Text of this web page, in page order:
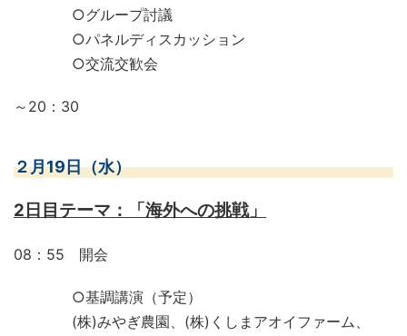
○グループ討議
○パネルディスカッション
○交流交歓会
～20：30
２月19日（水）
2日目テーマ：「海外への挑戦」
08：55 開会
○基調講演（予定）
(株)みやぎ農園、(株)くしまアオイファーム、